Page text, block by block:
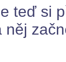
teď si
něj